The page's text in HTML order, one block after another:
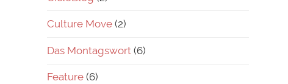
Culture Move (2)
Das Montagswort (6)
Feature (6)